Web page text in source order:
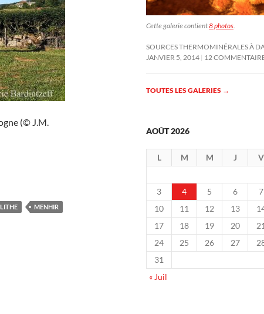
(© J.M.
Bourgogne
MENHIR
Cette galerie contient8 photos
SOURCES THERMOMINÉRALES À
JANVIER 5, 2014 12
TOUTES LES GALERIES →
AOÛT 2026
L M M J V
3
4 5 6 7
10
11 12 13
17
18 19 20 21
24
25 26 27
31
« Juil